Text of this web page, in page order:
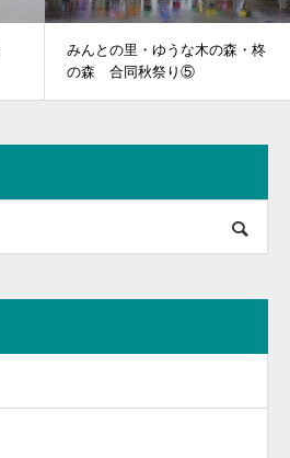
みんとの里・ゆうな木の森・柊
の森 合同秋祭り⑤